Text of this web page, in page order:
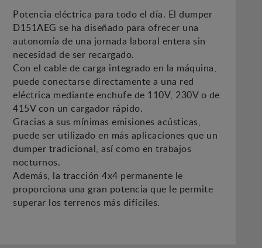
Potencia eléctrica para todo el día. El dumper
D151AEG se ha diseñado para ofrecer una
autonomía de una jornada laboral entera sin
necesidad de ser recargado.
Con el cable de carga integrado en la máquina,
puede conectarse directamente a una red
eléctrica mediante enchufe de 110V, 230V o de
415V con un cargador rápido.
Gracias a sus mínimas emisiones acústicas,
puede ser utilizado en más aplicaciones que un
dumper tradicional, así como en trabajos
nocturnos.
Además, la tracción 4x4 permanente le
proporciona una gran potencia que le permite
superar los terrenos más difíciles.